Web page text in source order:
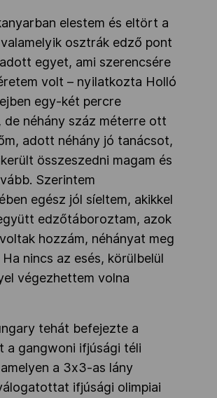
elestem és eltört a
osztrák edző pont
egyet, ami szerencsére
volt – nyilatkozta Holló
egy-két percre
de néhány száz méterre ott
adott néhány jó tanácsot,
összeszedni magam és
Szerintem
egész jól síeltem, akikkel
edzőtáboroztam, azok
hozzám, néhányat meg
nincs az esés, körülbelül
végezhettem volna
tehát befejezte a
a gangwoni ifjúsági téli
a 3x3-as lány
ifjúsági olimpiai